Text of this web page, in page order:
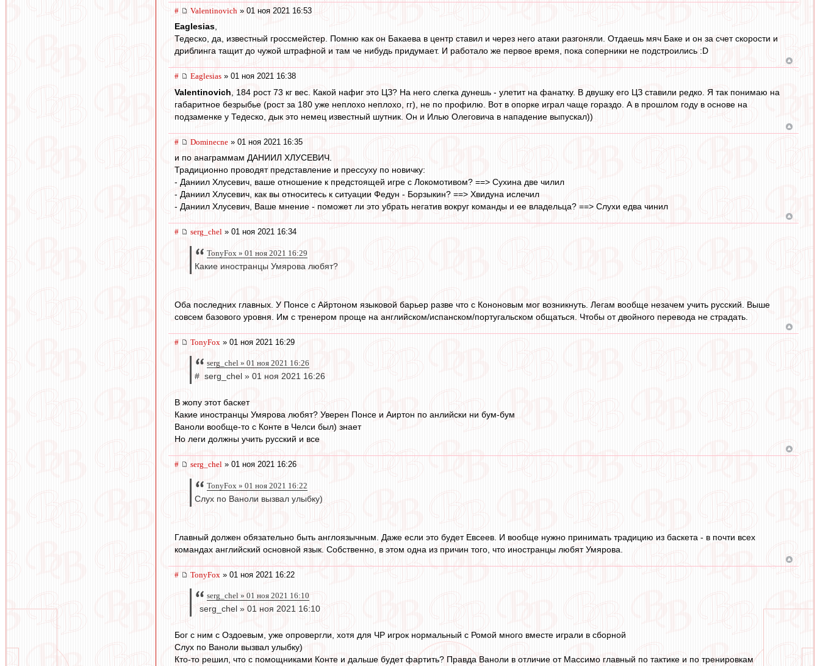
# Valentinovich » 01 ноя 2021 16:53
Eaglesias
Тедеско, да, известный гроссмейстер. Помню как он Бакаева в центр ставил и через него атаки разгоняли. Отдаешь мяч Баке и он за счет скорости и
дриблинга тащит до чужой штрафной и там че нибудь придумает. И работало же первое время, пока соперники не подстроились :D
# Eaglesias » 01 ноя 2021 16:38
Valentinovich , 184 рост 73 кг вес. Какой нафиг это ЦЗ? На него слегка дунешь - улетит на фанатку. В двушку его ЦЗ ставили редко. Я так понимаю на
габаритное безрыбье (рост за 180 уже неплохо неплохо, гг), не по профилю. Вот в опорке играл чаще гораздо. А в прошлом году в основе на
подзаменке у Тедеско, дык это немец известный шутник. Он и Илью Олеговича в нападение выпускал))
# Dominecne » 01 ноя 2021 16:35
и по анаграммам ДАНИИЛ ХЛУСЕВИЧ.
Традиционно проводят представление и прессуху по новичку:
- Даниил Хлусевич, ваше отношение к предстоящей игре с Локомотивом? ==> Сухина две чилил
- Даниил Хлусевич, как вы относитесь к ситуации Федун - Борзыкин? ==> Хвидуна ислечил
- Даниил Хлусевич, Ваше мнение - поможет ли это убрать негатив вокруг команды и ее владельца? ==> Слухи едва чинил
# serg_chel » 01 ноя 2021 16:34
TonyFox » 01 ноя 2021 16:29
Какие иностранцы Умярова любят?
Оба последних главных. У Понсе с Айртоном языковой барьер разве что с Кононовым мог возникнуть. Легам вообще незачем учить русский. Выше
совсем базового уровня. Им с тренером проще на английском/испанском/португальском общаться. Чтобы от двойного перевода не страдать.
# TonyFox » 01 ноя 2021 16:29
serg_chel » 01 ноя 2021 16:26
# serg_chel » 01 ноя 2021 16:26
В жопу этот баскет
Какие иностранцы Умярова любят? Уверен Понсе и Аиртон по анлийски ни бум-бум
Ваноли вообще-то с Конте в Челси был) знает
Но леги должны учить русский и все
# serg_chel » 01 ноя 2021 16:26
TonyFox » 01 ноя 2021 16:22
Слух по Ваноли вызвал улыбку)
Главный должен обязательно быть англоязычным. Даже если это будет Евсеев. И вообще нужно принимать традицию из баскета - в почти всех
командах английский основной язык. Собственно, в этом одна из причин того, что иностранцы любят Умярова.
# TonyFox » 01 ноя 2021 16:22
serg_chel » 01 ноя 2021 16:10
serg_chel » 01 ноя 2021 16:10
Бог с ним с Оздоевым, уже опровергли, хотя для ЧР игрок нормальный с Ромой много вместе играли в сборной
Слух по Ваноли вызвал улыбку)
Кто-то решил, что с помощниками Конте и дальше будет фартить? Правда Ваноли в отличие от Массимо главный по тактике и по тренировкам